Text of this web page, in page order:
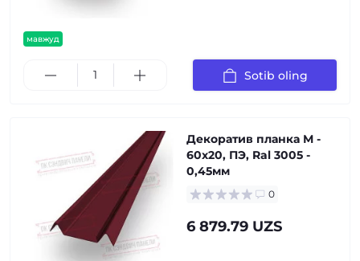
мавжуд
Sotib oling
Декоратив планка М -
60х20, ПЭ, Ral 3005 -
0,45мм
0
6 879.79 UZS